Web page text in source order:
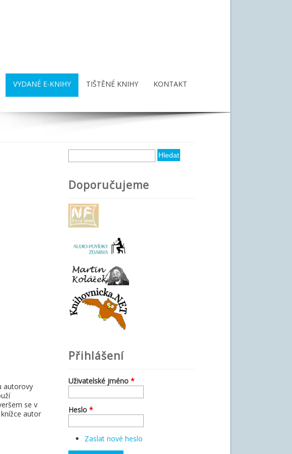
VYDANÉ E-KNIHY TIŠTĚNÉ KNIHY KONTAKT
autorovy
se v
autor
Vyhledávání
Hledat
Doporučujeme
Přihlášení
Uživatelské jméno *
Heslo *
Zaslat nové heslo